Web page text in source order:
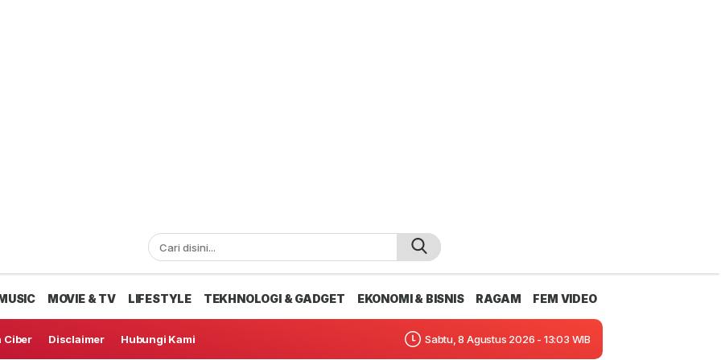
MOVIE & TV LIFESTYLE TEKHNOLOGI & GADGET EKONOMI & BISNIS RAGAM FEM VIDEO
Ciber Disclaimer Hubungi Kami Sabtu, 8 Agustus 2026 - 13:03 WIB